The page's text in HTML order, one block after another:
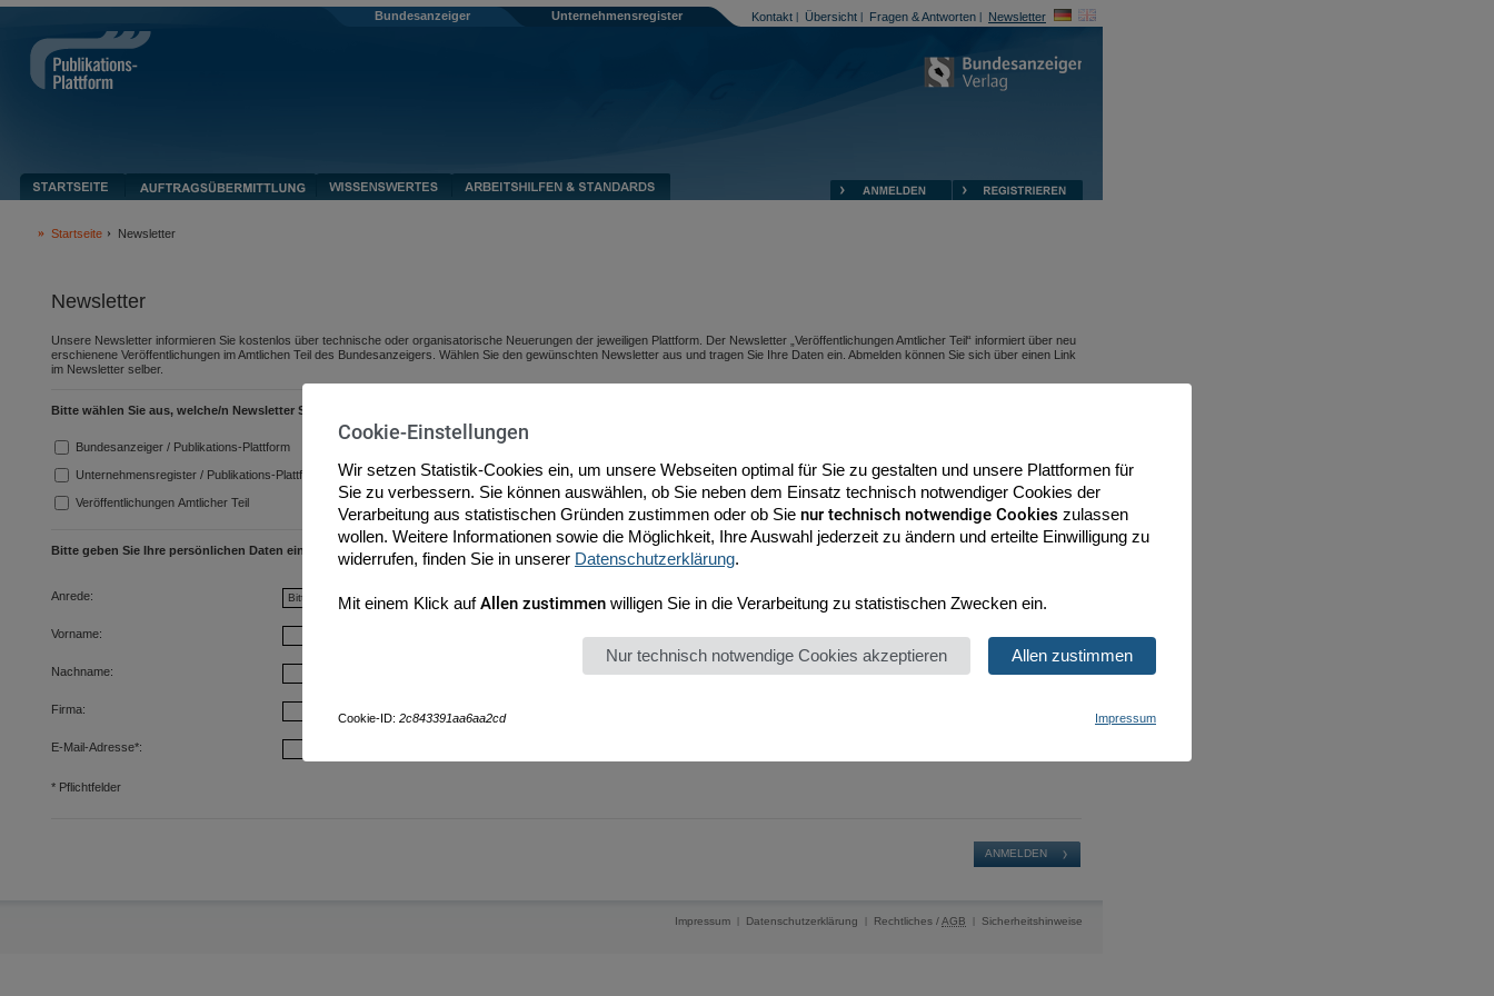
Kontakt Übersicht Fragen & Antworten Newsletter
Bundesanzeiger Unternehmensregister
Startseite Newsletter
Newsletter
Unsere Newsletter informieren Sie kostenlos über technische oder organisatorische Neuerungen der jeweiligen Plattform. Der Newsletter „Veröffentlichungen Amtlicher Teil“ informiert über neu
erschienene Veröffentlichungen im Amtlichen Teil des Bundesanzeigers. Wählen Sie den gewünschten Newsletter aus und tragen Sie Ihre Daten ein. Abmelden können Sie sich über einen Link
im Newsletter selber.
Bitte wählen Sie aus, welche/n Newsletter Sie erhalten möchten:
Bundesanzeiger / Publikations-Plattform
Unternehmensregister / Publikations-Plattform
Veröffentlichungen Amtlicher Teil
Bitte geben Sie Ihre persönlichen Daten ein:
Anrede:
Vorname:
Nachname:
Firma:
E-Mail-Adresse*:
* Pflichtfelder
Impressum Datenschutzerklärung Rechtliches /AGB Sicherheitshinweise
Cookie-Einstellungen
Wir setzen Statistik-Cookies ein, um unsere Webseiten optimal für Sie zu gestalten und unsere Plattformen für
Sie zu verbessern. Sie können auswählen, ob Sie neben dem Einsatz technisch notwendiger Cookies der
Verarbeitung aus statistischen Gründen zustimmen oder ob Sie nur technisch notwendige Cookies zulassen
wollen. Weitere Informationen sowie die Möglichkeit, Ihre Auswahl jederzeit zu ändern und erteilte Einwilligung zu
widerrufen, finden Sie in unserer Datenschutzerklärung.
Mit einem Klick aufAllen zustimmen willigen Sie in die Verarbeitung zu statistischen Zwecken ein.
Nur technisch notwendige Cookies akzeptieren Allen zustimmen
Cookie-ID: 2c843391aa6aa2cd Impressum